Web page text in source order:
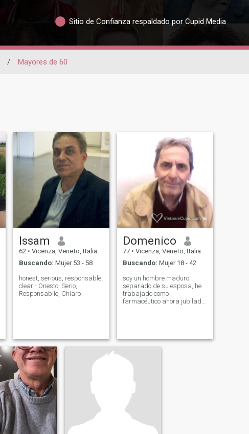
Sitio de Confianza respaldado por Cupid Media
/ Mayores de 60
Issam
62 • Vicenza, Veneto, Italia
Buscando: Mujer 53 - 58
honest, serious, responsable,
clear - Onesto, Serio,
Responsabile, Chiaro
Domenico
77 • Vicenza, Veneto, Italia
Buscando: Mujer 18 - 42
soy un hombre maduro
separado de su esposa, he
trabajado como
farmacéutico ahora jubilado,